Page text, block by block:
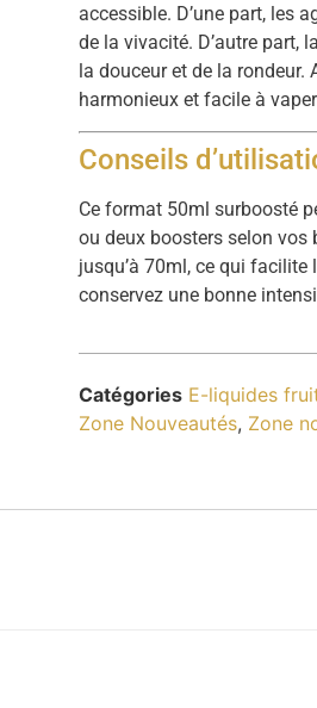
accessible. D’une part, les
de la vivacité. D’autre part,
la douceur et de la rondeur.
harmonieux et facile à
Conseils
Ce format 50ml surboosté
ou deux boosters selon vos
jusqu’à 70ml, ce qui facilite
conservez une bonne
Catégories E-liquides
Zone Nouveautés, Zone